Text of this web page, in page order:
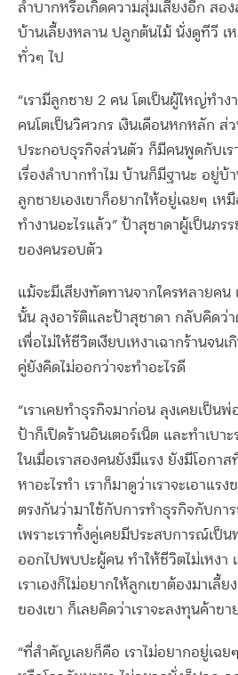
ลำบากหรือเกิดความสุ่มเสี่ยงอีก สอ
บ้านเลี้ยงหลาน ปลูกต้นไม้ นั่งดูทีวี
ทั่วๆ ไป
“เรามีลูกชาย 2 คน โตเป็นผู้ใหญ่ทำ
คนโตเป็นวิศวกร เงินเดือนหกหลัก
ประกอบธุรกิจส่วนตัว ก็มีคนพูดกับเร
เรื่องลำบากทำไม บ้านก็มีฐานะ อยู่บ้
ลูกชายเองเขาก็อยากให้อยู่เฉยๆ เห
ทำงานอะไรแล้ว” ป้าสุชาดาผู้เป็นภร
ของคนรอบตัว
แม้จะมีเสียงทัดทานจากใครหลายค
นั้น ลุงอารัติและป้าสุชาดา กลับคิดว่า
เพื่อไม่ให้ชีวิตเงียบเหงาเฉากร้านจน
คู่ยังคิดไม่ออกว่าจะทำอะไรดี
“เราเคยทำธุรกิจมาก่อน ลุงเคยเป็น
ป้าก็เปิดร้านอินเตอร์เน็ต และทำเบาะ
ในเมื่อเราสองคนยังมีแรง ยังมีโอกาส
หาอะไรทำ เราก็มาดูว่าเราจะเอาแรง
ตรงกันว่ามาใช้กับการทำธุรกิจกับกา
เพราะเราทั้งคู่เคยมีประสบการณ์เป็
ออกไปพบปะผู้คน ทำให้ชีวิตไม่เหงา
เราเองก็ไม่อยากให้ลูกเขาต้องมาเลี้ย
ของเขา ก็เลยคิดว่าเราจะลงทุนค้าขา
“ที่สำคัญเลยก็คือ เราไม่อยากอยู่เฉย